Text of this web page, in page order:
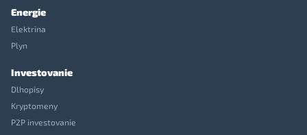
Energie
Elektrina
Plyn
Investovanie
Dlhopisy
Kryptomeny
P2P investovanie